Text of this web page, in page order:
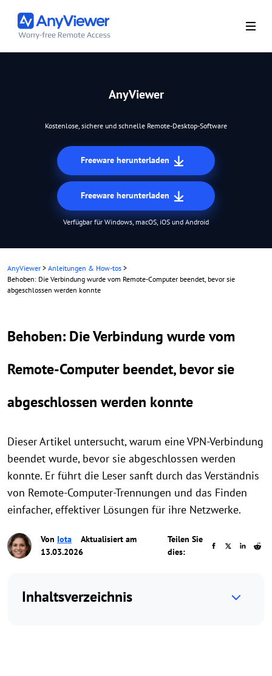
AnyViewer
Kostenlose, sichere und schnelle Remote-Desktop-Software
Freeware herunterladen
Freeware herunterladen
Verfügbar für Windows, macOS, iOS und Android
AnyViewer > Anleitungen & How-tos >
Behoben: Die Verbindung wurde vom Remote-Computer beendet, bevor sie
abgeschlossen werden konnte
Behoben: Die Verbindung wurde vom
Remote-Computer beendet, bevor sie
abgeschlossen werden konnte
Dieser Artikel untersucht, warum eine VPN-Verbindung
beendet wurde, bevor sie abgeschlossen werden
konnte. Er führt die Leser sanft durch das Verständnis
von Remote-Computer-Trennungen und das Finden
einfacher, effektiver Lösungen für ihre Netzwerke.
Von Iota
Aktualisiert am
13.03.2026
Teilen Sie
dies:
Inhaltsverzeichnis